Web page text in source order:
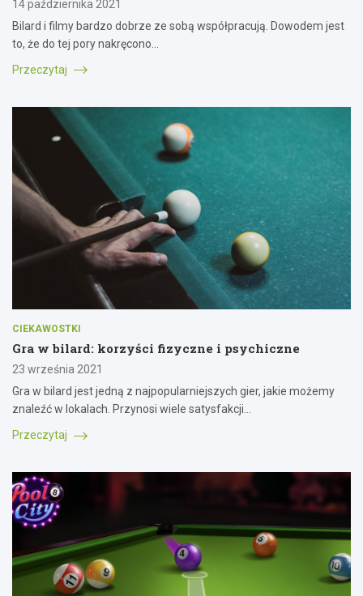
14 października 2021
Bilard i filmy bardzo dobrze ze sobą współpracują. Dowodem jest
to, że do tej pory nakręcono…
Przeczytaj
CIEKAWOSTKI
Gra w bilard: korzyści fizyczne i psychiczne
23 września 2021
Gra w bilard jest jedną z najpopularniejszych gier, jakie możemy
znaleźć w lokalach. Przynosi wiele satysfakcji…
Przeczytaj